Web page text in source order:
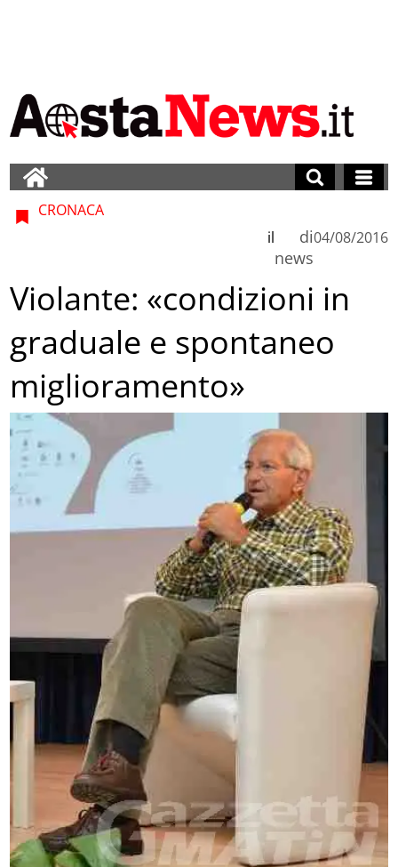
CRONACA
di
news
il 04/08/2016
Violante: «condizioni in
graduale e spontaneo
miglioramento»